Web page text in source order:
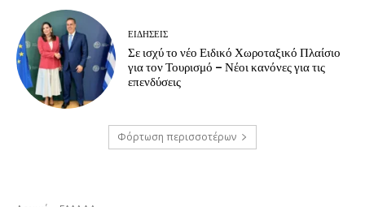
ΕΙΔΗΣΕΙΣ
Σε ισχύ το νέο Ειδικό Χωροταξικό Πλαίσιο
για τον Τουρισμό – Νέοι κανόνες για τις
επενδύσεις
Φόρτωση περισσοτέρων